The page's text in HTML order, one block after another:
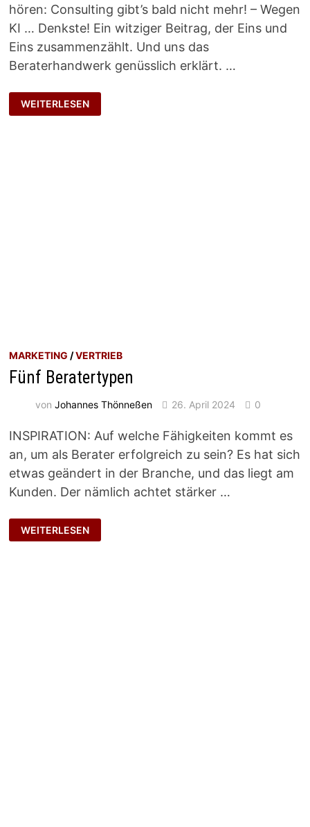
hören: Consulting gibt’s bald nicht mehr! – Wegen
KI … Denkste! Ein witziger Beitrag, der Eins und
Eins zusammenzählt. Und uns das
Beraterhandwerk genüsslich erklärt. …
BERATER-
LATEIN
WEITERLESEN
MARKETING /VERTRIEB
Fünf Beratertypen
vonJohannes Thönneßen 26. April 2024 0
INSPIRATION: Auf welche Fähigkeiten kommt es
an, um als Berater erfolgreich zu sein? Es hat sich
etwas geändert in der Branche, und das liegt am
Kunden. Der nämlich achtet stärker …
FÜNF
BERATERTYPEN
WEITERLESEN